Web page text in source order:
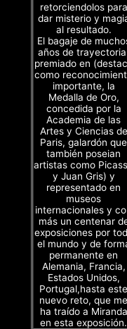
retorciendolos para
dar misterio y
al resultado.
El bagaje de
años de
premiado en
como
importante, la
Medalla de Oro,
concedida por la
Academia de las
Artes y Ciencias de
Paris, galardón que
también poseian
artistas como
y Juan Gris) y
representado en
museos
internacionales y
más un centenar
exposiciones por
el mundo y de
permanente en
Alemania, Francia,
Estados Unidos,
Portugal,hasta este
nuevo reto, que me
ha traído a Miranda
en esta exposición.